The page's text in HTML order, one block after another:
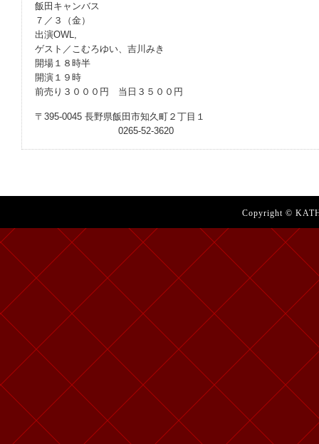
飯田キャンバス
７／３（金）
出演OWL,
ゲスト／こむろゆい、吉川みき
開場１８時半
開演１９時
前売り３０００円 当日３５００円
〒395-0045 長野県飯田市知久町２丁目１
0265-52-3620
Copyright ©